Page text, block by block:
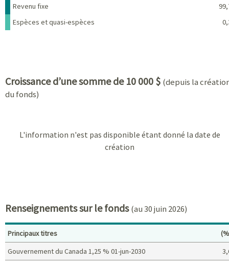
Nom Pourcentage
Revenu fixe
Espèces et quasi-espèces
Croissance d’une somme de 10 000 $ (depuis la
du fonds)
L'information n'est pas disponible étant donné la date de
création
Renseignements sur le fonds(au 30 juin 2026)
Principaux titres
Gouvernement du Canada 1,25 % 01-jun-2030